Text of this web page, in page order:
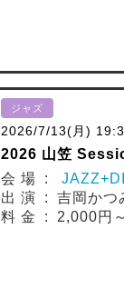
ジャズ
2026/7/13(月)
2026 山笠
会 場 :
出 演 : 吉岡かつ
料 金 : 2,000円～